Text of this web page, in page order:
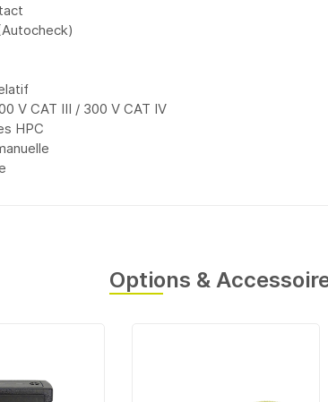
V CAT III / 300 V CAT IV
HPC
Options &